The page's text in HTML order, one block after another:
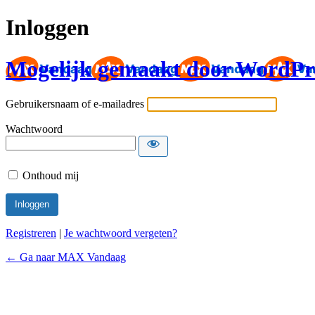
Inloggen
Mogelijk gemaakt door
Gebruikersnaam of e-mailadres
Wachtwoord
Onthoud mij
Registreren | Je wachtwoord vergeten?
← Ga naar MAX Vandaag